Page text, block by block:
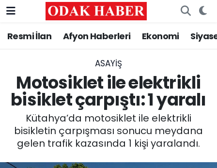
Resmi İlan Afyon Haberleri Ekonomi
ASAYİŞ
Motosiklet ile elektrikli
bisiklet çarpıştı: 1 yaralı
Kütahya’da motosiklet ile elektrikli
bisikletin çarpışması sonucu meydana
gelen trafik kazasında 1 kişi yaralandı.
AFYONKARAHİSAR HABERLERİ
ASAYİŞ
SİYASET
EĞİTİM
Nöbetçi Eczaneler
Trafik Durumu
Süper Lig Puan Durumu ve Fikstür
Tüm Manşetler
Son Dakika Haberleri